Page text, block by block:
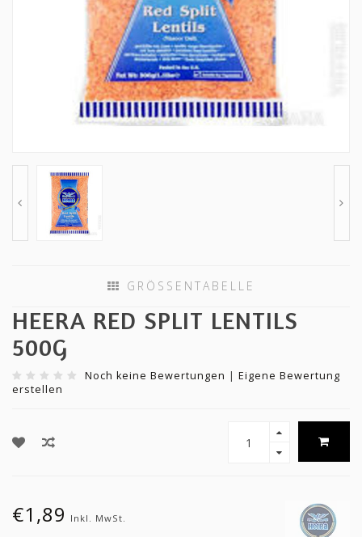
GRÖSSENTABELLE
HEERA RED SPLIT LENTILS
500G
Noch keine Bewertungen | Eigene Bewertung
erstellen
€1,89 Inkl. MwSt.